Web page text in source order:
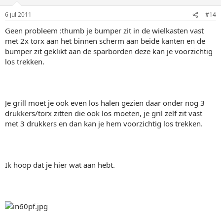
6 jul 2011 #14
Geen probleem :thumb je bumper zit in de wielkasten vast
met 2x torx aan het binnen scherm aan beide kanten en de
bumper zit geklikt aan de sparborden deze kan je voorzichtig
los trekken.
Je grill moet je ook even los halen gezien daar onder nog 3
drukkers/torx zitten die ook los moeten, je gril zelf zit vast
met 3 drukkers en dan kan je hem voorzichtig los trekken.
Ik hoop dat je hier wat aan hebt.